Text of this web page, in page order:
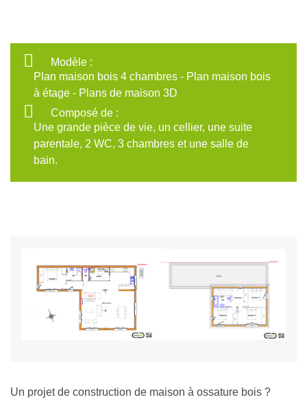
Modèle :
Plan maison bois 4 chambres - Plan maison bois
à étage - Plans de maison 3D
Composé de :
Une grande pièce de vie, un cellier, une suite
parentale, 2 WC, 3 chambres et une salle de
bain.
Un projet de construction de maison à ossature bois ?